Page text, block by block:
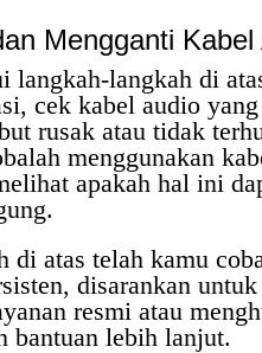
Mengganti Kabel
langkah-langkah di
cek kabel audio
rusak atau tidak
menggunakan
apakah hal ini
di atas telah kamu
disarankan
resmi atau
bantuan lebih lanjut.